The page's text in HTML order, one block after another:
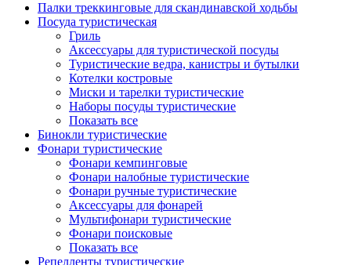
Палки треккинговые для скандинавской ходьбы
Посуда туристическая
Гриль
Аксессуары для туристической посуды
Туристические ведра, канистры и бутылки
Котелки костровые
Миски и тарелки туристические
Наборы посуды туристические
Показать все
Бинокли туристические
Фонари туристические
Фонари кемпинговые
Фонари налобные туристические
Фонари ручные туристические
Аксессуары для фонарей
Мультифонари туристические
Фонари поисковые
Показать все
Репелленты туристические